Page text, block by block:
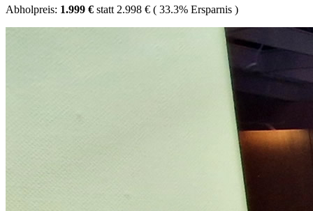
Abholpreis: 1.999 € statt 2.998 € ( 33.3% Ersparnis )